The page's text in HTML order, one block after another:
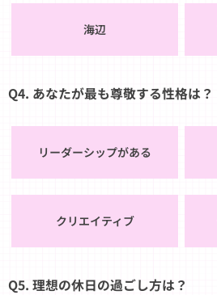
海辺
Q4. あなたが最も尊敬する性格は？
リーダーシップがある
クリエイティブ
Q5. 理想の休日の過ごし方は？